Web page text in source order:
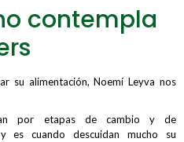
contempla
su alimentación, Noemí Leyva nos
por etapas de cambio y de
es cuando descuidan mucho su